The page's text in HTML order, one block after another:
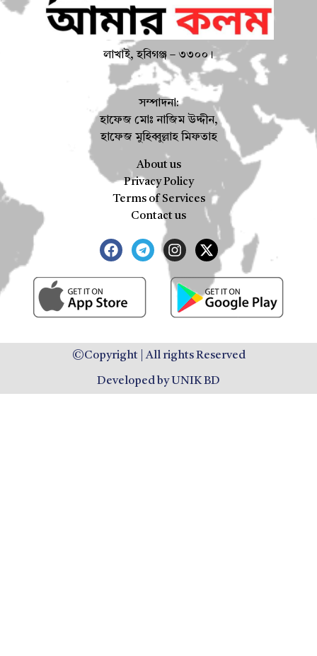
লাখাই, হবিগঞ্জ – ৩৩০০।
সম্পাদনা:
হাফেজ মোঃ নাজিম উদ্দীন,
হাফেজ মুহিব্বুল্লাহ মিফতাহ
About us
Privacy Policy
Terms of Services
Contact us
©Copyright | All rights Reserved
Developed by UNIK BD